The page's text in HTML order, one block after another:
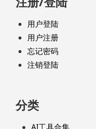
用户登陆
用户注册
忘记密码
注销登陆
分类